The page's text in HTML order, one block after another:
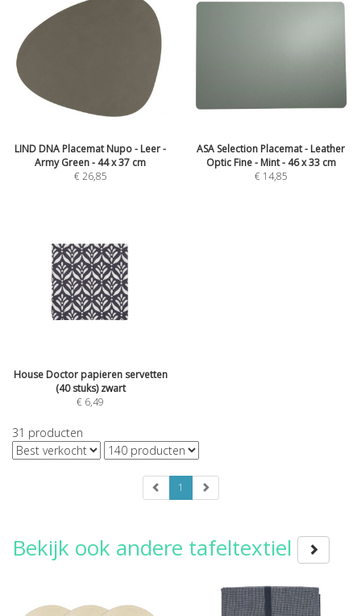
LIND DNA Placemat Nupo - Leer -
Army Green - 44 x 37 cm
€26,85
ASA Selection Placemat - Leather
Optic Fine - Mint - 46 x 33 cm
€ 14,85
House Doctor papieren servetten
(40 stuks) zwart
€ 6,49
31 producten
1
Bekijk ook andere tafeltextiel